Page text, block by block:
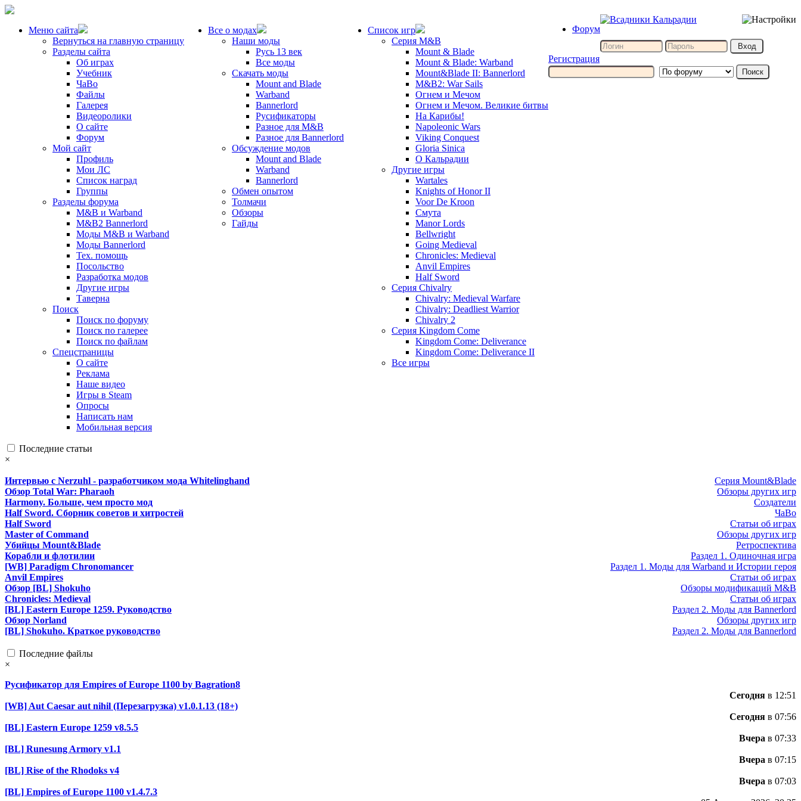
Меню сайта
Вернуться на главную страницу
Разделы сайта
Об играх
Учебник
ЧаВо
Файлы
Галерея
Видеоролики
О сайте
Форум
Мой сайт
Профиль
Мои ЛС
Список наград
Группы
Разделы форума
M&B и Warband
M&B2 Bannerlord
Моды M&B и Warband
Моды Bannerlord
Тех. помощь
Посольство
Разработка модов
Другие игры
Таверна
Поиск
Поиск по форуму
Поиск по галерее
Поиск по файлам
Спецстраницы
О сайте
Реклама
Наше видео
Игры в Steam
Опросы
Написать нам
Мобильная версия
Все о модах
Наши моды
Русь 13 век
Все моды
Скачать моды
Mount and Blade
Warband
Bannerlord
Русификаторы
Разное для M&B
Разное для Bannerlord
Обсуждение модов
Mount and Blade
Warband
Bannerlord
Обмен опытом
Толмачи
Обзоры
Гайды
Список игр
Серия M&B
Mount & Blade
Mount & Blade: Warband
Mount&Blade II: Bannerlord
M&B2: War Sails
Огнем и Мечом
Огнем и Мечом. Великие битвы
На Карибы!
Napoleonic Wars
Viking Conquest
Gloria Sinica
О Кальрадии
Другие игры
Wartales
Knights of Honor II
Voor De Kroon
Смута
Manor Lords
Bellwright
Going Medieval
Chronicles: Medieval
Anvil Empires
Half Sword
Серия Chivalry
Chivalry: Medieval Warfare
Chivalry: Deadliest Warrior
Chivalry 2
Серия Kingdom Come
Kingdom Come: Deliverance
Kingdom Come: Deliverance II
Все игры
Форум
Регистрация
Последние статьи
×
Серия Mount&Blade
Интервью с Nerzuhl - разработчиком мода Whitelinghand
Обзоры других игр
Обзор Total War: Pharaoh
Создатели
Harmony. Больше, чем просто мод
ЧаВо
Half Sword. Сборник советов и хитростей
Статьи об играх
Half Sword
Обзоры других игр
Master of Command
Ретроспектива
Убийцы Mount&Blade
Раздел 1. Одиночная игра
Корабли и флотилии
Раздел 1. Моды для Warband и Истории героя
[WB] Paradigm Chronomancer
Статьи об играх
Anvil Empires
Обзоры модификаций M&B
Обзор [BL] Shokuho
Статьи об играх
Chronicles: Medieval
Раздел 2. Моды для Bannerlord
[BL] Eastern Europe 1259. Руководство
Обзоры других игр
Обзор Norland
Раздел 2. Моды для Bannerlord
[BL] Shokuho. Краткое руководство
Последние файлы
×
Русификатор для Empires of Europe 1100 by Bagration8
Сегодня в 12:51
[WB] Aut Caesar aut nihil (Перезагрузка) v1.0.1.13 (18+)
Сегодня в 07:56
[BL] Eastern Europe 1259 v8.5.5
Вчера в 07:33
[BL] Runesung Armory v1.1
Вчера в 07:15
[BL] Rise of the Rhodoks v4
Вчера в 07:03
[BL] Empires of Europe 1100 v1.4.7.3